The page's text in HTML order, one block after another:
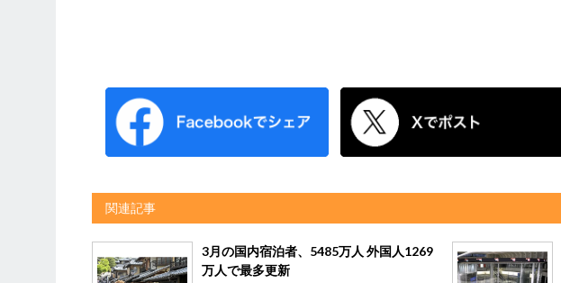
関連記事
3月の国内宿泊者、5485万人 外国人1269
万人で最多更新